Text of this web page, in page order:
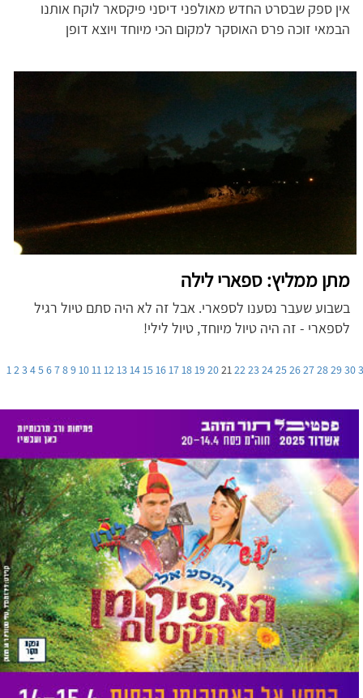
אין ספק שבסרט החדש מאולפני דיסני פיקסאר לוקח אותנו
הבמאי זוכה פרס האוסקר למקום הכי מיוחד ויוצא דופן
מתן ממליץ: ספארי לילה
בשבוע שעבר נסענו לספארי. אבל זה לא היה סתם טיול רגיל
לספארי - זה היה טיול מיוחד, טיול לילי!
123456789101112131415161718192021222324252627282930